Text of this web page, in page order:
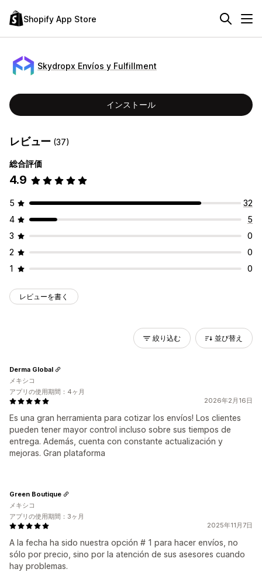
Shopify App Store
Skydropx Envíos y Fulfillment
インストール
レビュー (37)
総合評価
4.9
5
32
4
5
3
0
2
0
1
0
レビューを書く
絞り込む 並び替え
2026年2月16日
Es una gran herramienta para cotizar los envíos! Los clientes
pueden tener mayor control incluso sobre sus tiempos de
entrega. Además, cuenta con constante actualización y
mejoras. Gran plataforma
Derma Global
メキシコ
アプリの使用期間：4ヶ月
2025年11月7日
A la fecha ha sido nuestra opción # 1 para hacer envíos, no
sólo por precio, sino por la atención de sus asesores cuando
hay problemas.
Green Boutique
メキシコ
アプリの使用期間：3ヶ月